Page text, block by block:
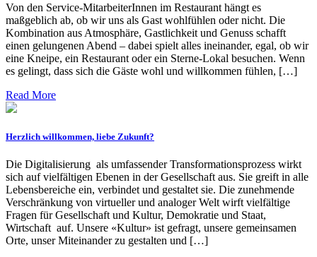
Von den Service-MitarbeiterInnen im Restaurant hängt es
maßgeblich ab, ob wir uns als Gast wohlfühlen oder nicht. Die
Kombination aus Atmosphäre, Gastlichkeit und Genuss schafft
einen gelungenen Abend – dabei spielt alles ineinander, egal, ob wir
eine Kneipe, ein Restaurant oder ein Sterne-Lokal besuchen. Wenn
es gelingt, dass sich die Gäste wohl und willkommen fühlen, […]
Read More
Herzlich willkommen, liebe Zukunft?
Die Digitalisierung als umfassender Transformationsprozess wirkt
sich auf vielfältigen Ebenen in der Gesellschaft aus. Sie greift in alle
Lebensbereiche ein, verbindet und gestaltet sie. Die zunehmende
Verschränkung von virtueller und analoger Welt wirft vielfältige
Fragen für Gesellschaft und Kultur, Demokratie und Staat,
Wirtschaft auf. Unsere «Kultur» ist gefragt, unsere gemeinsamen
Orte, unser Miteinander zu gestalten und […]